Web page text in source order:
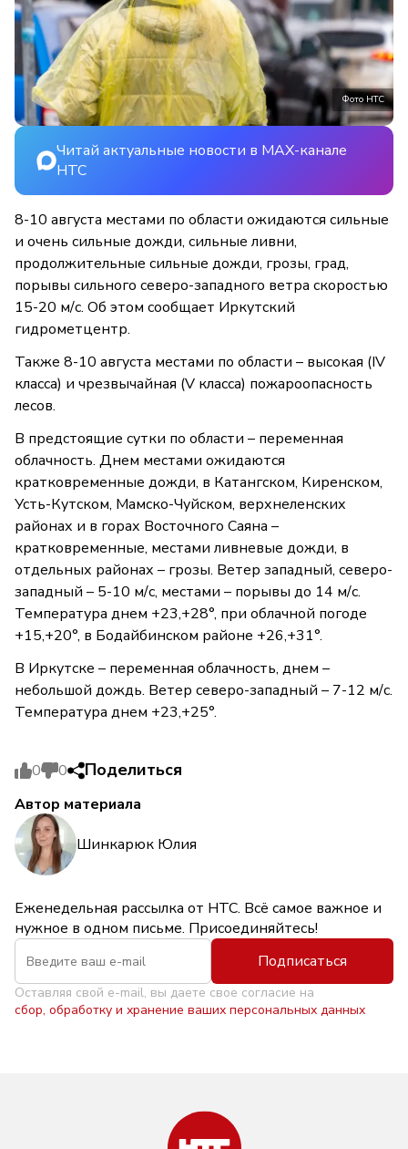
Фото НТС
Читай актуальные новости в MAX-канале
НТС
8-10 августа местами по области ожидаются сильные
и очень сильные дожди, сильные ливни,
продолжительные сильные дожди, грозы, град,
порывы сильного северо-западного ветра скоростью
15-20 м/с. Об этом сообщает Иркутский
гидрометцентр.
Также 8-10 августа местами по области – высокая (IV
класса) и чрезвычайная (V класса) пожароопасность
лесов.
В предстоящие сутки по области – переменная
облачность. Днем местами ожидаются
кратковременные дожди, в Катангском, Киренском,
Усть-Кутском, Мамско-Чуйском, верхнеленских
районах и в горах Восточного Саяна –
кратковременные, местами ливневые дожди, в
отдельных районах – грозы. Ветер западный, северо-
западный – 5-10 м/с, местами – порывы до 14 м/с.
Температура днем +23,+28°, при облачной погоде
+15,+20°, в Бодайбинском районе +26,+31°.
В Иркутске – переменная облачность, днем –
небольшой дождь. Ветер северо-западный – 7-12 м/с.
Температура днем +23,+25°.
0 0 Поделиться
Автор материала
Шинкарюк Юлия
Еженедельная рассылка от НТС. Всё самое важное и
нужное в одном письме. Присоединяйтесь!
Подписаться
Оставляя свой e-mail, вы даете свое согласие на
сбор, обработку и хранение ваших персональных данных